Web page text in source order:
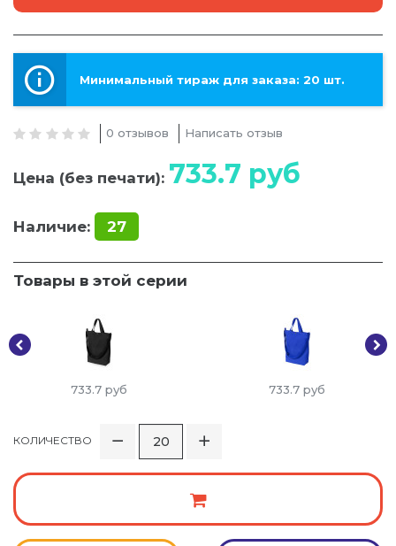
Минимальный тираж для заказа: 20 шт.
0 отзывов Написать отзыв
Цена (без печати): 733.7 руб
Наличие: 27
Товары в этой серии
733.7 руб 733.7 руб
КОЛИЧЕСТВО